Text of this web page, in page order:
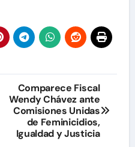
Comparece Fiscal
Wendy Chávez ante
Comisiones Unidas
de Feminicidios,
Igualdad y Justicia